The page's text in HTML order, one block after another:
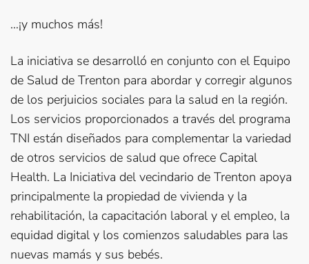
…¡y muchos más!
La iniciativa se desarrolló en conjunto con el Equipo
de Salud de Trenton para abordar y corregir algunos
de los perjuicios sociales para la salud en la región.
Los servicios proporcionados a través del programa
TNI están diseñados para complementar la variedad
de otros servicios de salud que ofrece Capital
Health. La Iniciativa del vecindario de Trenton apoya
principalmente la propiedad de vivienda y la
rehabilitación, la capacitación laboral y el empleo, la
equidad digital y los comienzos saludables para las
nuevas mamás y sus bebés.